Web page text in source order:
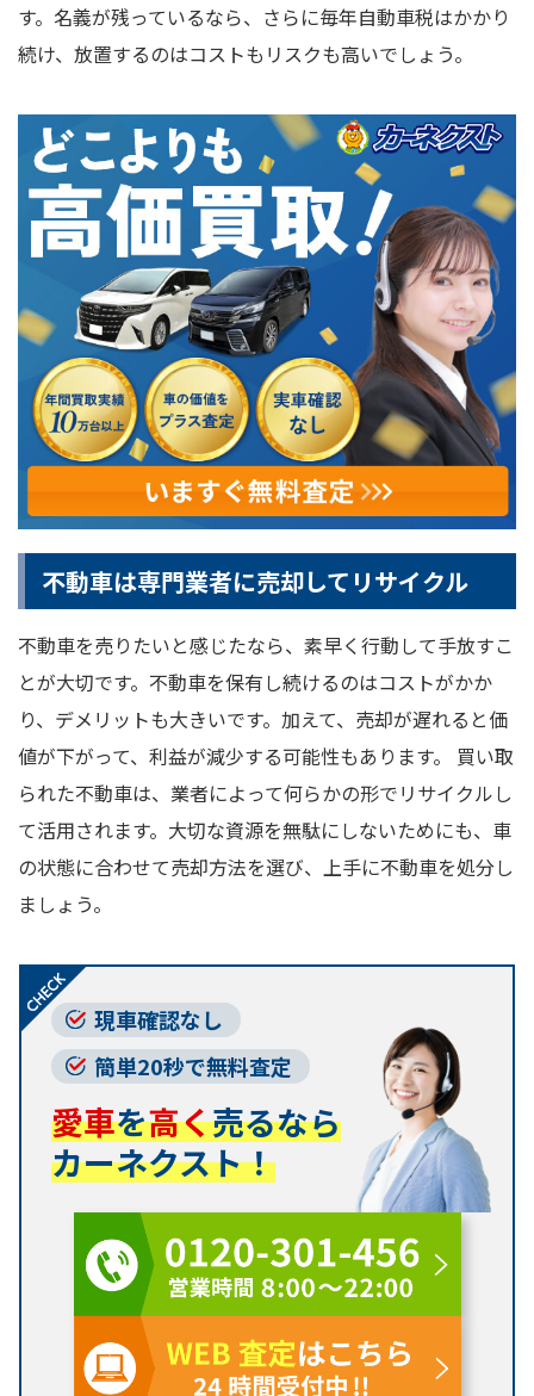
す。名義が残っているなら、さらに毎年自動車税はかかり
続け、放置するのはコストもリスクも高いでしょう。
不動車は専門業者に売却してリサイクル
不動車を売りたいと感じたなら、素早く行動して手放すこ
とが大切です。不動車を保有し続けるのはコストがかか
り、デメリットも大きいです。加えて、売却が遅れると価
値が下がって、利益が減少する可能性もあります。 買い取
られた不動車は、業者によって何らかの形でリサイクルし
て活用されます。大切な資源を無駄にしないためにも、車
の状態に合わせて売却方法を選び、上手に不動車を処分し
ましょう。
現車確認なし
簡単20秒で無料査定
愛車を高く売るなら
カーネクスト！